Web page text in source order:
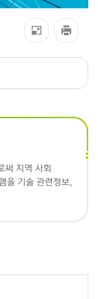
써 지역 사회
을 기술 관련정보,